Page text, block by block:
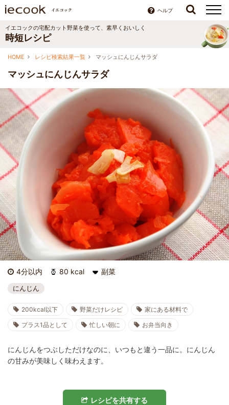
ヘルプ
イエコックの宅配カット野菜を使って、素早くおいしく
時短レシピ
HOME レシピ検索結果一覧 マッシュにんじんサラダ
マッシュにんじんサラダ
4分以内 80 kcal 副菜
にんじん
200kcal以下 野菜だけレシピ
家にある材料で
プラス1品として
忙しい朝に お弁当向き
にんじんをつぶしただけなのに、いつもと違う一品に。にんじん
の甘みが美味しく味わえます。
レシピを共有する